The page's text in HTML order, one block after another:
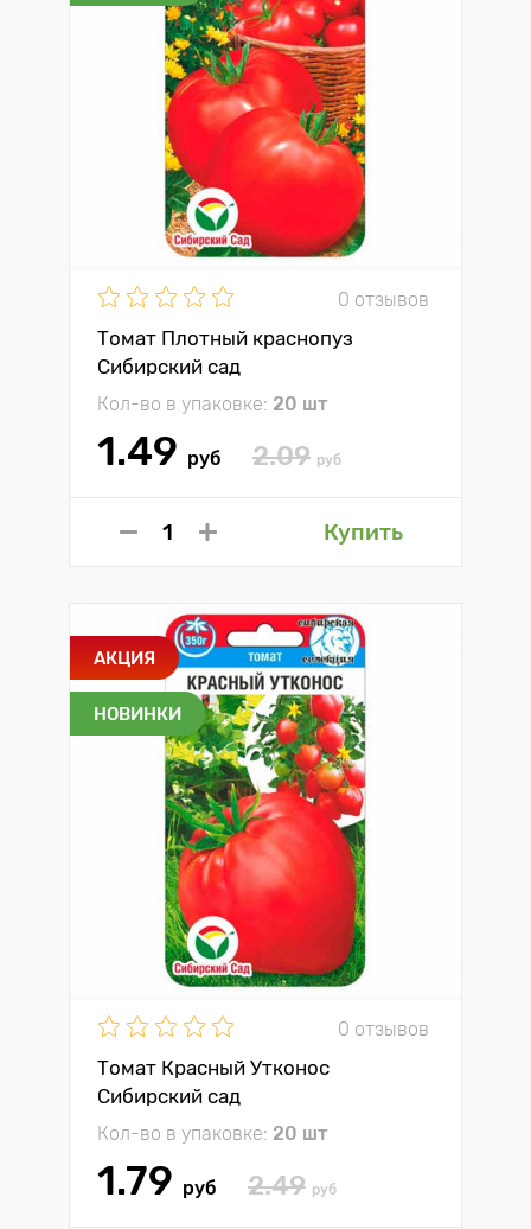
0 отзывов
Томат Плотный краснопуз
Сибирский сад
Кол-во в упаковке: 20 шт
1.49 руб 2.09 руб
Купить
АКЦИЯ
НОВИНКИ
0 отзывов
Томат Красный Утконос
Сибирский сад
Кол-во в упаковке: 20 шт
1.79 руб 2.49 руб